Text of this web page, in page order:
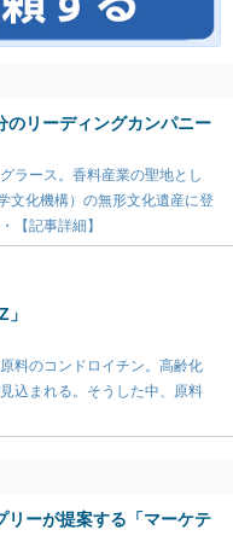
のリーディングカンパニー
ラース。香料産業の聖地とし
文化機構）の無形文化遺産に登
【記事詳細】
料のコンドロイチン。高齢化
込まれる。そうした中、原料
リーが提案する「マーケテ